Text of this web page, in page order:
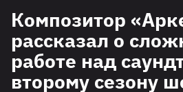
Композитор
рассказал о
работе над
второму сезону